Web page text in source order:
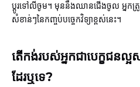
ប្តូរទៅលីចូម។ មុននឹងឈានជើងចូល អ្នកត្
សំខាន់ៗនៃកញ្ចប់បច្ចេកវិទ្យាខ្ពស់នេះ។
តើកង់របស់អ្នកជាបេក្ខជនល្
ដែរឬទេ?